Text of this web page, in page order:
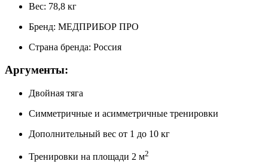
Вес: 78,8 кг
Бренд: МЕДПРИБОР ПРО
Страна бренда: Россия
Аргументы:
Двойная тяга
Симметричные и асимметричные тренировки
Дополнительный вес от 1 до 10 кг
Тренировки на площади 2 м2